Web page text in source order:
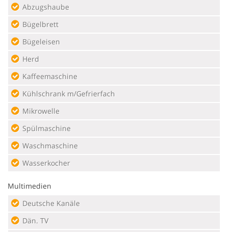
Abzugshaube
Bügelbrett
Bügeleisen
Herd
Kaffeemaschine
Kühlschrank m/Gefrierfach
Mikrowelle
Spülmaschine
Waschmaschine
Wasserkocher
Multimedien
Deutsche Kanäle
Dän. TV